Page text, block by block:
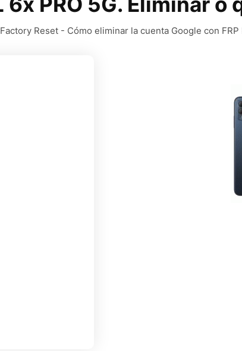
Reset - Cómo eliminar la cuenta Google con FRP